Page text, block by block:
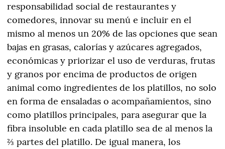
responsabilidad social de restaurantes y
comedores, innovar su menú e incluir en el
mismo al menos un 20% de las opciones que sean
bajas en grasas, calorías y azúcares agregados,
económicas y priorizar el uso de verduras, frutas
y granos por encima de productos de origen
animal como ingredientes de los platillos, no solo
en forma de ensaladas o acompañamientos, sino
como platillos principales, para asegurar que la
fibra insoluble en cada platillo sea de al menos la
⅔ partes del platillo. De igual manera, los